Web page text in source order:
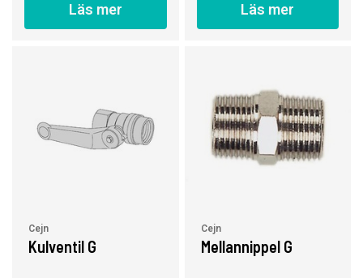
Läs mer Läs mer
Cejn
Kulventil G
Cejn
Mellannippel G